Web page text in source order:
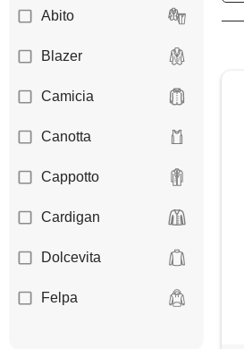
Abito
Blazer
Camicia
Canotta
Cappotto
Cardigan
Dolcevita
Felpa